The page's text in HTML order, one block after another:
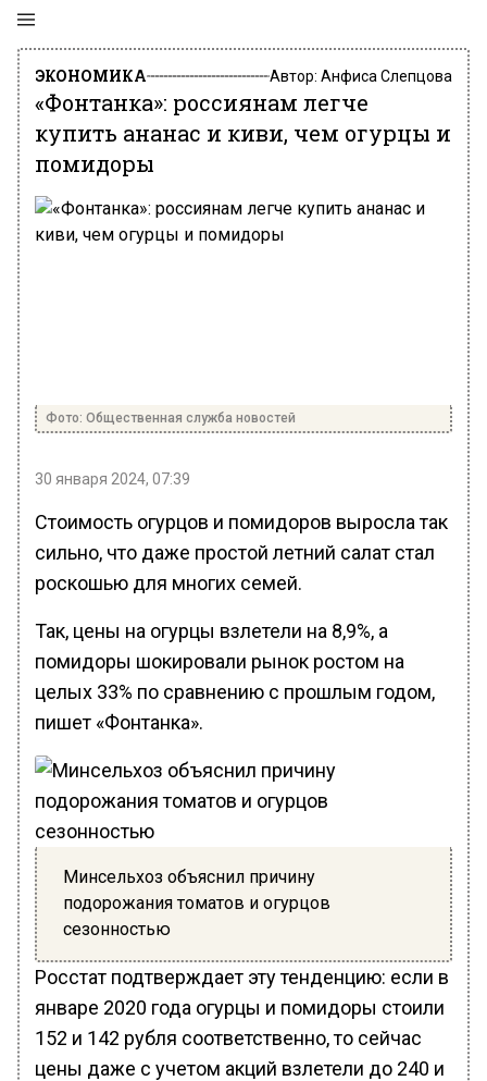
ЭКОНОМИКА Автор: Анфиса Слепцова
«Фонтанка»: россиянам легче
купить ананас и киви, чем огурцы и
помидоры
Фото: Общественная служба новостей
30 января 2024, 07:39
Стоимость огурцов и помидоров выросла так
сильно, что даже простой летний салат стал
роскошью для многих семей.
Так, цены на огурцы взлетели на 8,9%, а
помидоры шокировали рынок ростом на
целых 33% по сравнению с прошлым годом,
пишет «Фонтанка».
Минсельхоз объяснил причину
подорожания томатов и огурцов
сезонностью
Росстат подтверждает эту тенденцию: если в
январе 2020 года огурцы и помидоры стоили
152 и 142 рубля соответственно, то сейчас
цены даже с учетом акций взлетели до 240 и